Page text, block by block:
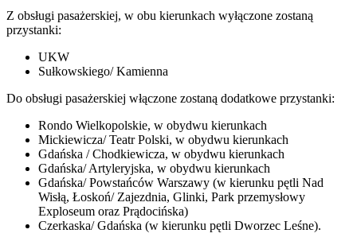
Z obsługi pasażerskiej, w obu kierunkach wyłączone zostaną
przystanki:
UKW
Sułkowskiego/ Kamienna
Do obsługi pasażerskiej włączone zostaną dodatkowe przystanki:
Rondo Wielkopolskie, w obydwu kierunkach
Mickiewicza/ Teatr Polski, w obydwu kierunkach
Gdańska / Chodkiewicza, w obydwu kierunkach
Gdańska/ Artyleryjska, w obydwu kierunkach
Gdańska/ Powstańców Warszawy (w kierunku pętli Nad
Wisłą, Łoskoń/ Zajezdnia, Glinki, Park przemysłowy
Exploseum oraz Prądocińska)
Czerkaska/ Gdańska (w kierunku pętli Dworzec Leśne).